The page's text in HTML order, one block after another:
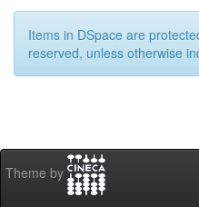
Items in DSpace are
reserved, unless otherwise
Theme by